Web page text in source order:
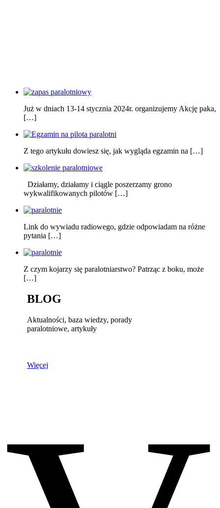
Już w dniach 13-14 stycznia 2024r. organizujemy Akcję paka,
[…]
Z tego artykułu dowiesz się, jak wygląda egzamin na […]
Działamy, działamy i ciągle poszerzamy grono
wykwalifikowanych pilotów […]
Link do wywiadu radiowego, gdzie odpowiadam na różne
pytania […]
Z czym kojarzy się paralotniarstwo? Patrząc z boku, może
[…]
BLOG
Aktualności, baza wiedzy, porady
paralotniowe, artykuły
Więcej